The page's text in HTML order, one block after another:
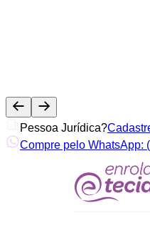
Pessoa Jurídica?
Compre pelo WhatsApp: